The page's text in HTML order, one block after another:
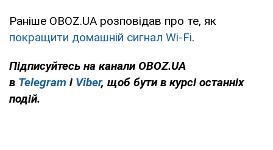
Раніше OBOZ.UA розповідав про те, як
покращити домашній сигнал Wi-Fi.
Підписуйтесь на канали OBOZ.UA
в Telegram і Viber, щоб бути в курсі останніх
подій.